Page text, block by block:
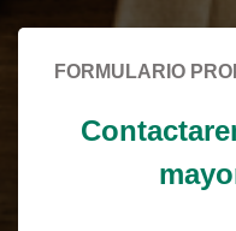
FORMULARIO